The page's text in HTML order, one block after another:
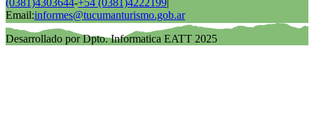
(0381)4303644-+54 (0381)4222199|
Email:informes@tucumanturismo.gob.ar
Desarrollado por Dpto. Informatica EATT 2025